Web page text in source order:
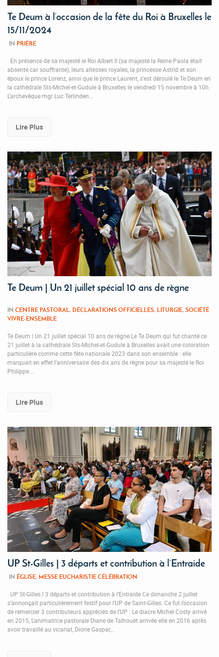
Te Deum à l’occasion de la fête du Roi à Bruxelles le
15/11/2024
IN PRIÈRE
En présence de sa majesté le Roi Albert II (sa majesté la Reine Paola était
absente car souffrante), leurs altesses royales, la princesse Astrid et son
époux le prince Lorenz, ainsi que le prince Laurent, s’est déroulé le Te Deum en
la cathédrale Sts-Michel-et-Gudule à Bruxelles le vendredi 15 novembre à 10h.
L’archevêque mgr Luc Terlinden…
Lire Plus
Te Deum | Un 21 juillet spécial 10 ans de règne
IN CENTRE PASTORAL, DÉCLARATIONS OFFICIELLES, LITURGIE, SOCIÉTÉ
VIVRE-ENSEMBLE
Te Deum | Un 21 juillet spécial 10 ans de règne Le Te Deum qui fut chanté ce
21 juillet à la cathédrale Sts-Michel-et-Gudule à Bruxelles avait une coloration
particulière comme cette fête nationale 2023 dans son ensemble : elle
marquait en effet l’anniversaire des dix ans de règne pour sa majesté le Roi
Philippe….
Lire Plus
UP St-Gilles | 3 départs et contribution à l’Entraide
IN ÉGLISE, MESSE EUCHARISTIE CÉLÉBRATION
UP St-Gilles | 3 départs et contribution à l’Entraide Ce dimanche 2 juillet
s’annonçait particulièrement festif pour l’UP de Saint-Gilles. Ce fut l’occasion
de remercier 3 contributeurs appréciés de l’UP : Le diacre Michel Costy arrivé
en 2015, L’animatrice pastorale Diane de Talhouët arrivée elle en 2016 après
avoir travaillé au vicariat, Dione Gaspar,…